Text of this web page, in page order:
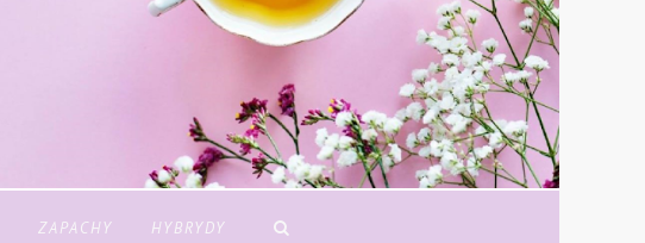
ZAPACHY HYBRYDY